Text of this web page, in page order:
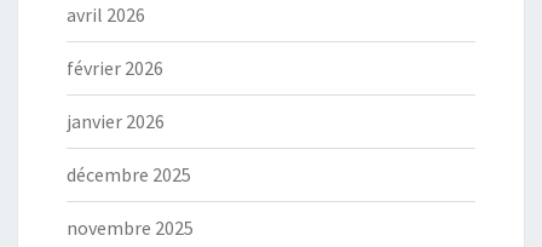
avril 2026
février 2026
janvier 2026
décembre 2025
novembre 2025